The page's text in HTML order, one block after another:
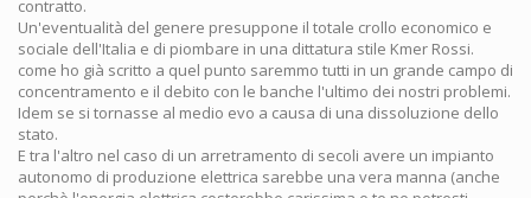
contratto.
Un'eventualità del genere presuppone il totale crollo economico e
sociale dell'Italia e di piombare in una dittatura stile Kmer Rossi.
come ho già scritto a quel punto saremmo tutti in un grande campo di
concentramento e il debito con le banche l'ultimo dei nostri problemi.
Idem se si tornasse al medio evo a causa di una dissoluzione dello
stato.
E tra l'altro nel caso di un arretramento di secoli avere un impianto
autonomo di produzione elettrica sarebbe una vera manna (anche